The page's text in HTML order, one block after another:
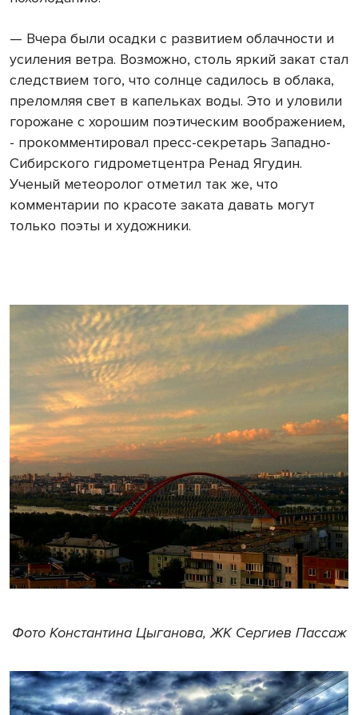
— Вчера были осадки с развитием облачности и
усиления ветра. Возможно, столь яркий закат стал
следствием того, что солнце садилось в облака,
преломляя свет в капельках воды. Это и уловили
горожане с хорошим поэтическим воображением,
- прокомментировал пресс-секретарь Западно-
Сибирского гидрометцентра Ренад Ягудин.
Ученый метеоролог отметил так же, что
комментарии по красоте заката давать могут
только поэты и художники.
Фото Константина Цыганова, ЖК Сергиев Пассаж